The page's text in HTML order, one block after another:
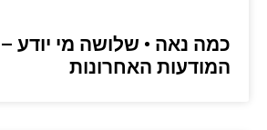
כמה נאה • שלושה מי יודע
המודעות האחרונות